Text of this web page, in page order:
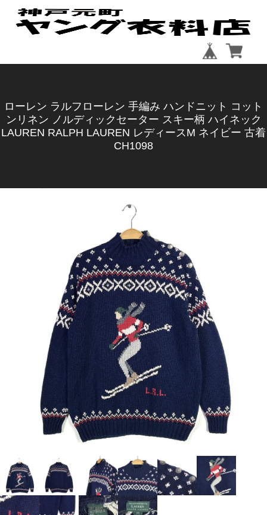
ローレン ラルフローレン 手編み ハンドニット コット
ンリネン ノルディックセーター スキー柄 ハイネック
LAUREN RALPH LAUREN レディースM ネイビー 古着
CH1098